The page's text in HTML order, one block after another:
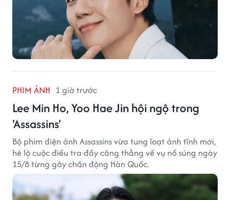
PHIM ẢNH 1 giờ trước
Lee Min Ho, Yoo Hae Jin hội ngộ trong
'Assassins'
Bộ phim điện ảnh Assassins vừa tung loạt ảnh tĩnh mới,
hé lộ cuộc điều tra đầy căng thẳng về vụ nổ súng ngày
15/8 từng gây chấn động Hàn Quốc.